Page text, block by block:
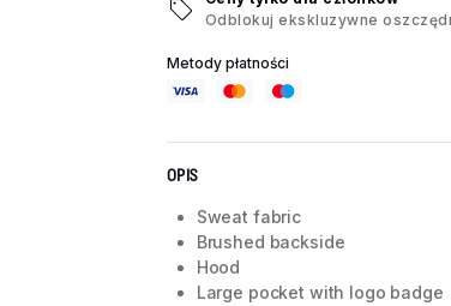
Odblokuj ekskluzywne
Metody płatności
OPIS
Sweat fabric
Brushed backside
Hood
Large pocket with logo badge